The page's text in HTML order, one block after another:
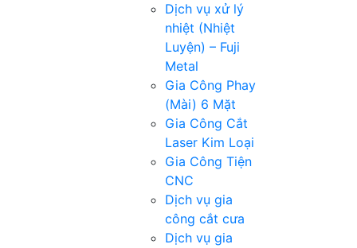
Dịch vụ xử lý
nhiệt (Nhiệt
Luyện) – Fuji
Metal
Gia Công Phay
(Mài) 6 Mặt
Gia Công Cắt
Laser Kim Loại
Gia Công Tiện
CNC
Dịch vụ gia
công cắt cưa
Dịch vụ gia